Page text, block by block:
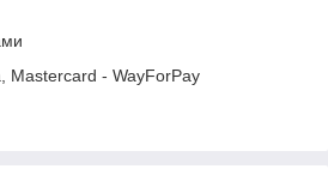
Mastercard - WayForPay